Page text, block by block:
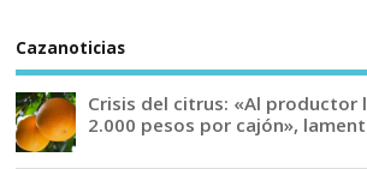
Cazanoticias
Crisis del citrus: «Al productor
2.000 pesos por cajón»,